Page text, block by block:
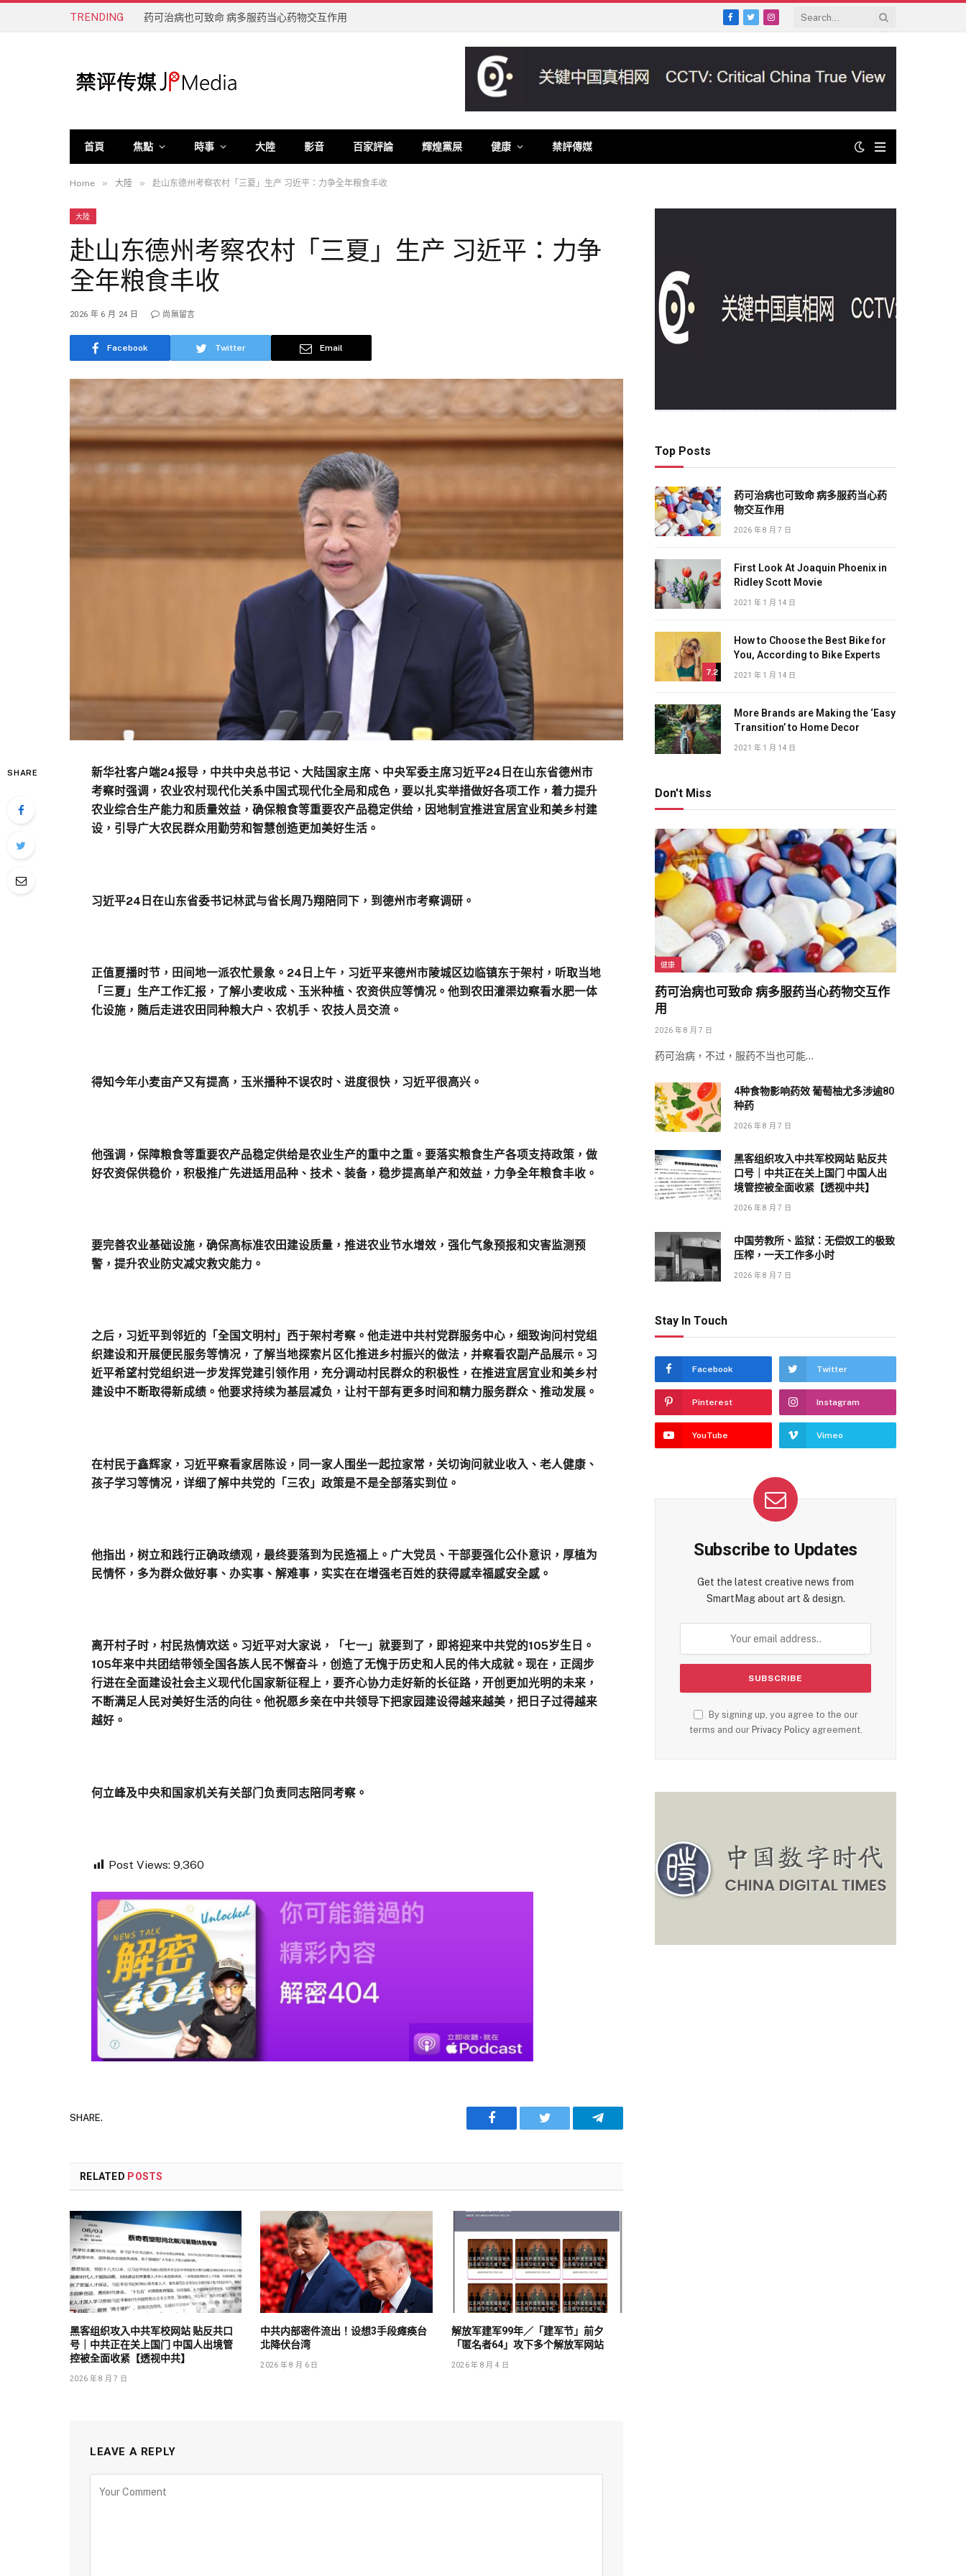
TRENDING 药可治病也可致命 病多服药当心药物交互作用
Facebook
TwitterInstagram
首頁 焦點 時事 大陸 影音 百家評論 輝煌黨屎 健康 禁評傳媒
Home » 大陸 » 赴山东德州考察农村「三夏」生产 习近平：力争全年粮食丰收
大陸
赴山东德州考察农村「三夏」生产 习近平：力争
全年粮食丰收
2026 年 6 月 24 日 尚無留言
Facebook Twitter Email
SHARE
新华社客户端24报导，中共中央总书记、大陆国家主席、中央军委主席习近平24日在山东省德州市
考察时强调，农业农村现代化关系中国式现代化全局和成色，要以扎实举措做好各项工作，着力提升
农业综合生产能力和质量效益，确保粮食等重要农产品稳定供给，因地制宜推进宜居宜业和美乡村建
设，引导广大农民群众用勤劳和智慧创造更加美好生活。
习近平24日在山东省委书记林武与省长周乃翔陪同下，到德州市考察调研。
正值夏播时节，田间地一派农忙景象。24日上午，习近平来德州市陵城区边临镇东于架村，听取当地
「三夏」生产工作汇报，了解小麦收成、玉米种植、农资供应等情况。他到农田灌渠边察看水肥一体
化设施，随后走进农田同种粮大户、农机手、农技人员交流。
得知今年小麦亩产又有提高，玉米播种不误农时、进度很快，习近平很高兴。
他强调，保障粮食等重要农产品稳定供给是农业生产的重中之重。要落实粮食生产各项支持政策，做
好农资保供稳价，积极推广先进适用品种、技术、装备，稳步提高单产和效益，力争全年粮食丰收。
要完善农业基础设施，确保高标准农田建设质量，推进农业节水增效，强化气象预报和灾害监测预
警，提升农业防灾减灾救灾能力。
之后，习近平到邻近的「全国文明村」西于架村考察。他走进中共村党群服务中心，细致询问村党组
织建设和开展便民服务等情况，了解当地探索片区化推进乡村振兴的做法，并察看农副产品展示。习
近平希望村党组织进一步发挥党建引领作用，充分调动村民群众的积极性，在推进宜居宜业和美乡村
建设中不断取得新成绩。他要求持续为基层减负，让村干部有更多时间和精力服务群众、推动发展。
在村民于鑫辉家，习近平察看家居陈设，同一家人围坐一起拉家常，关切询问就业收入、老人健康、
孩子学习等情况，详细了解中共党的「三农」政策是不是全部落实到位。
他指出，树立和践行正确政绩观，最终要落到为民造福上。广大党员、干部要强化公仆意识，厚植为
民情怀，多为群众做好事、办实事、解难事，实实在在增强老百姓的获得感幸福感安全感。
离开村子时，村民热情欢送。习近平对大家说，「七一」就要到了，即将迎来中共党的105岁生日。
105年来中共团结带领全国各族人民不懈奋斗，创造了无愧于历史和人民的伟大成就。现在，正阔步
行进在全面建设社会主义现代化国家新征程上，要齐心协力走好新的长征路，开创更加光明的未来，
不断满足人民对美好生活的向往。他祝愿乡亲在中共领导下把家园建设得越来越美，把日子过得越来
越好。
何立峰及中央和国家机关有关部门负责同志陪同考察。
Post Views: 9,360
SHARE.
Facebook Twitter Telegram
RELATED POSTS
黑客组织攻入中共军校网站 贴反共口
号｜中共正在关上国门 中国人出境管
控被全面收紧【透视中共】
2026 年 8 月 7 日
中共内部密件流出！设想3手段瘫痪台
北降伏台湾
2026 年 8 月 6 日
解放军建军99年／「建军节」前夕
「匿名者64」攻下多个解放军网站
2026 年 8 月 4 日
LEAVE A REPLY
Top Posts
药可治病也可致命 病多服药当心药
物交互作用
2026 年 8 月 7 日
First Look At Joaquin Phoenix in
Ridley Scott Movie
2021 年 1 月 14 日
7.2
How to Choose the Best Bike for
You, According to Bike Experts
2021 年 1 月 14 日
More Brands are Making the ‘Easy
Transition’ to Home Decor
2021 年 1 月 14 日
Don't Miss
健康
药可治病也可致命 病多服药当心药物交互作
用
2026 年 8 月 7 日
药可治病，不过，服药不当也可能…
4种食物影响药效 葡萄柚尤多涉逾80
种药
2026 年 8 月 7 日
黑客组织攻入中共军校网站 贴反共
口号｜中共正在关上国门 中国人出
境管控被全面收紧【透视中共】
2026 年 8 月 7 日
中国劳教所、监狱：无偿奴工的极致
压榨，一天工作多小时
2026 年 8 月 7 日
Stay In Touch
Facebook Twitter
Pinterest Instagram
YouTube Vimeo
Subscribe to Updates
Get the latest creative news from
SmartMag about art & design.
By signing up, you agree to the our
terms and our Privacy Policyagreement.